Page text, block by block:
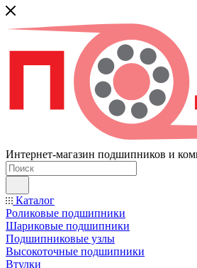
Интернет-магазин подшипников и
Каталог
Роликовые подшипники
Шариковые подшипники
Подшипниковые узлы
Высокоточные подшипники
Втулки